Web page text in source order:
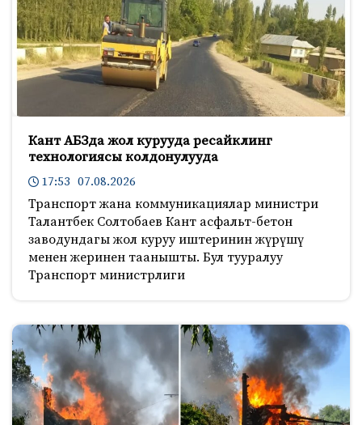
Кант АБЗда жол курууда ресайклинг
технологиясы колдонулууда
17:53 07.08.2026
Транспорт жана коммуникациялар министри
Талантбек Солтобаев Кант асфальт-бетон
заводундагы жол куруу иштеринин жүрүшү
менен жеринен таанышты. Бул тууралуу
Транспорт министрлиги